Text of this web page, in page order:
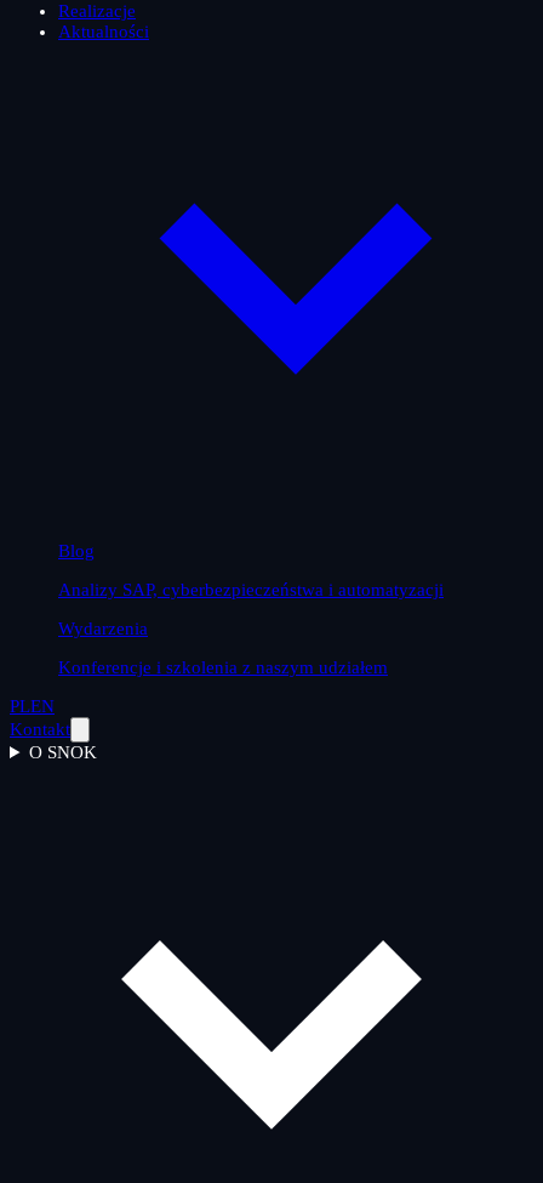
Realizacje
Aktualności
Blog
Analizy SAP, cyberbezpieczeństwa i automatyzacji
Wydarzenia
Konferencje i szkolenia z naszym udziałem
PLEN
Kontakt
O SNOK